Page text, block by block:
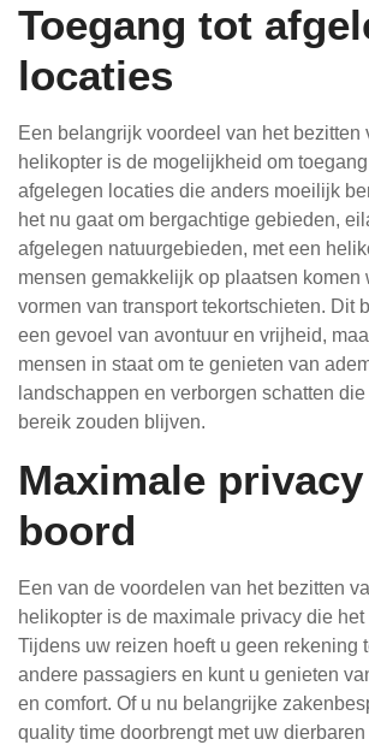
Toegang tot
locaties
Een belangrijk voordeel van het bezitten
helikopter is de mogelijkheid om
afgelegen locaties die anders moeilijk
het nu gaat om bergachtige gebieden,
afgelegen natuurgebieden, met een
mensen gemakkelijk op plaatsen komen
vormen van transport tekortschieten. Dit
een gevoel van avontuur en vrijheid,
mensen in staat om te genieten van
landschappen en verborgen schatten
bereik zouden blijven.
Maximale
boord
Een van de voordelen van het bezitten
helikopter is de maximale privacy die
Tijdens uw reizen hoeft u geen rekening
andere passagiers en kunt u genieten
en comfort. Of u nu belangrijke
quality time doorbrengt met uw